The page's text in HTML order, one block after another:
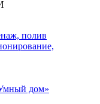
полив
дом»